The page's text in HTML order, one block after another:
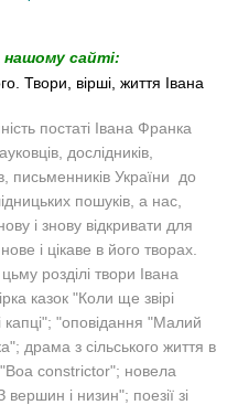
нашому сайті:
Твори, вірші, життя Івана
постаті Івана Франка
дослідників,
письменників України до
пошуків, а нас,
і знову відкривати для
і цікаве в його творах.
розділі твори Івана
казок "Коли ще звірі
капці"; "оповідання "Малий
драма з сільського життя в
constrictor"; новела
і низин"; поезії зі